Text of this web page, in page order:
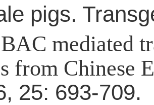
pigs.
BAC mediated
from Chinese
25: 693-709.